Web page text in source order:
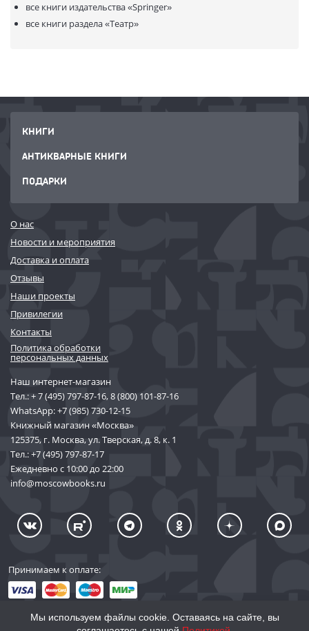
все книги издательства«Springer»
все книги раздела«Театр»
КНИГИ
АНТИКВАРНЫЕ КНИГИ
ПОДАРКИ
О нас
Новости и мероприятия
Доставка и оплата
Отзывы
Наши проекты
Привилегии
Контакты
Политика обработки
персональных данных
Наш интернет-магазин
Тел.:+ 7 (495) 797-87-16,8 (800) 101-87-16
WhatsApp:+7 (985) 730-12-15
Книжный магазин «Москва»
125375, г. Москва, ул. Тверская, д. 8, к. 1
Тел.:+7 (495) 797-87-17
Ежедневно с 10:00 до 22:00
info@moscowbooks.ru
Принимаем к оплате:
Мы используем файлы cookie. Оставаясь на сайте, вы